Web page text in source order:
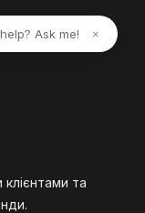
та
Ask me! ×